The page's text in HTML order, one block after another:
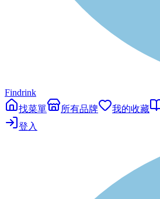
Findrink
找菜單
所有品牌 我的收藏
登入